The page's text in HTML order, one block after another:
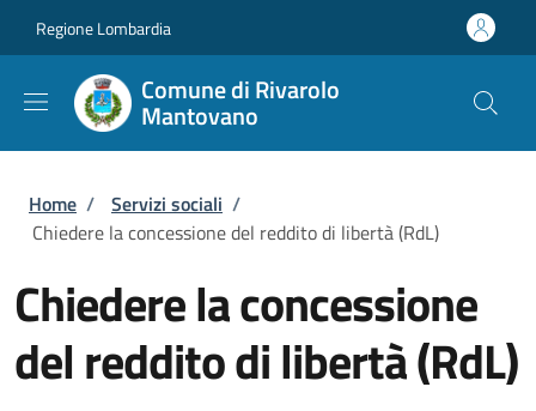
Regione Lombardia
Comune di Rivarolo
Mantovano
Briciole di pane
Home / Servizi sociali /
Chiedere la concessione del reddito di libertà (RdL)
Chiedere la concessione
del reddito di libertà (RdL)